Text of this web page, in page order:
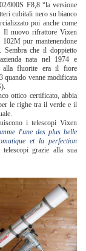
900S F8,8 “la versione
cubitali nero su bianco
poi anche come
Il nuovo rifrattore Vixen
pur mantenendone
Sembra che il doppietto
nata nel 1974 e
alla fluorite era il fiore
quando venne modificata
ottico certificato, abbia
le righe tra il verde e il
i telescopi Vixen
l'une des plus belle
et la perfection
grazie alla sua